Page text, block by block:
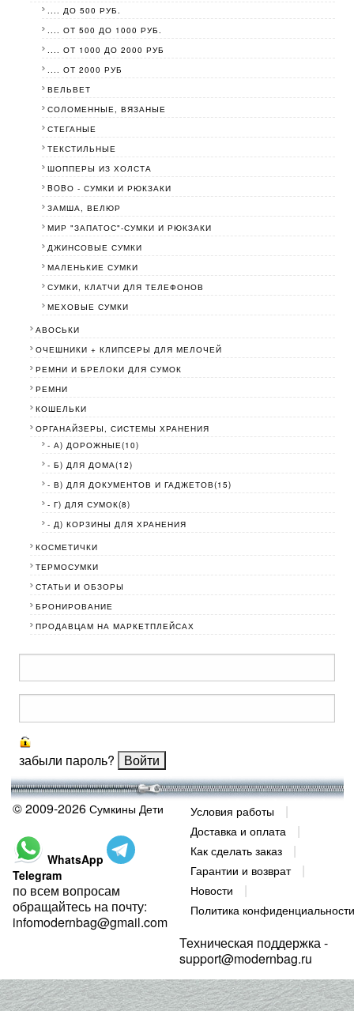
.... ДО 500 РУБ.
.... ОТ 500 ДО 1000 РУБ.
.... ОТ 1000 ДО 2000 РУБ
.... ОТ 2000 РУБ
ВЕЛЬВЕТ
СОЛОМЕННЫЕ, ВЯЗАНЫЕ
СТЕГАНЫЕ
ТЕКСТИЛЬНЫЕ
ШОППЕРЫ ИЗ ХОЛСТА
BOBО - СУМКИ И РЮКЗАКИ
ЗАМША, ВЕЛЮР
МИР "ЗАПАТОС"-СУМКИ И РЮКЗАКИ
ДЖИНСОВЫЕ СУМКИ
МАЛЕНЬКИЕ СУМКИ
СУМКИ, КЛАТЧИ ДЛЯ ТЕЛЕФОНОВ
МЕХОВЫЕ СУМКИ
АВОСЬКИ
ОЧЕШНИКИ + КЛИПСЕРЫ ДЛЯ МЕЛОЧЕЙ
РЕМНИ И БРЕЛОКИ ДЛЯ СУМОК
РЕМНИ
КОШЕЛЬКИ
ОРГАНАЙЗЕРЫ, СИСТЕМЫ ХРАНЕНИЯ
- А) ДОРОЖНЫЕ(10)
- Б) ДЛЯ ДОМА(12)
- В) ДЛЯ ДОКУМЕНТОВ И ГАДЖЕТОВ(15)
- Г) ДЛЯ СУМОК(8)
- Д) КОРЗИНЫ ДЛЯ ХРАНЕНИЯ
КОСМЕТИЧКИ
ТЕРМОСУМКИ
СТАТЬИ И ОБЗОРЫ
БРОНИРОВАНИЕ
ПРОДАВЦАМ НА МАРКЕТПЛЕЙСАХ
забыли пароль?
© 2009-2026 Сумкины Дети
WhatsApp
Telegram
по всем вопросам
обращайтесь на почту:
infomodernbag@gmail.com
Условия работы
Доставка и оплата
Как сделать заказ
Гарантии и возврат
Новости
Политика конфиденциальности
Техническая поддержка -
support@modernbag.ru